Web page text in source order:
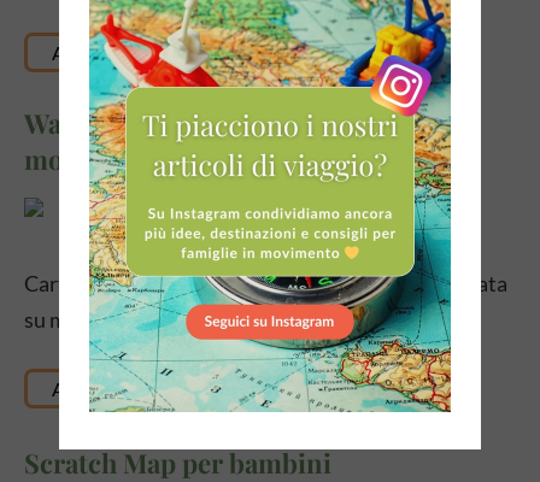
Acquista qui
Wallpops – Cartina geografica del
mondo per bambini, autoadesiva
Cartina geografica autoadesiva, per essere applicata
su muri, porte e altre superfici.
Acquista qui
Scratch Map per bambini